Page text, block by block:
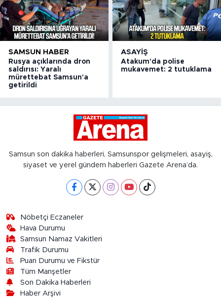
SAMSUN HABER
Rusya açıklarında dron
saldırısı: Yaralı
mürettebat Samsun'a
getirildi
ASAYIŞ
Atakum'da polise
mukavemet: 2 tutuklama
Samsun son dakika haberleri, Samsunspor gelişmeleri, asayiş,
siyaset ve yerel gündem haberleri Gazete Arena’da.
Nöbetçi Eczaneler
Hava Durumu
Samsun Namaz Vakitleri
Trafik Durumu
Puan Durumu ve Fikstür
Tüm Manşetler
Son Dakika Haberleri
Haber Arşivi